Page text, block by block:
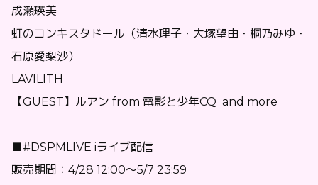
成瀬瑛美
虹のコンキスタドール（清水理子・大塚望由・桐乃みゆ・
石原愛梨沙）
LAVILITH
【GUEST】ルアン from 電影と少年CQ and more
■#DSPMLIVE iライブ配信
販売期間：4/28 12:00〜5/7 23:59